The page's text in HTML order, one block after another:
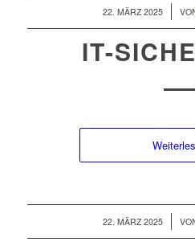
22. MÄRZ 2025
/
IT-
22. MÄRZ 2025
/